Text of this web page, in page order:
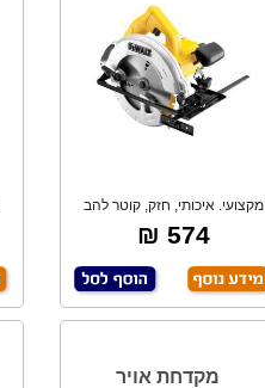
מקצועי. איכותי, חזק, קוטר להב
184 מ"מ.
574 ₪
מקדחת אויר